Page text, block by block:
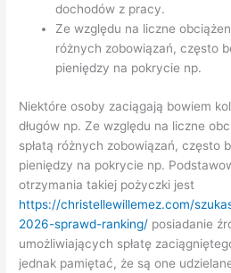
dochodów z pracy.
Ze względu na liczne
różnych zobowiązań, często
pieniędzy na pokrycie np.
Niektóre osoby zaciągają bowiem
długów np. Ze względu na liczne
spłatą różnych zobowiązań, często
pieniędzy na pokrycie np.
otrzymania takiej pożyczki jest
https://christellewillemez.com/
2026-sprawd-ranking/ posiadanie
umożliwiających spłatę
jednak pamiętać, że są one